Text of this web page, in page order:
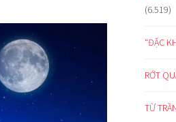
(6.519)
“ĐẶC
RỚT
TỪ